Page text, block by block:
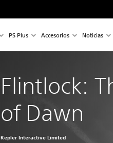
PS Plus Accesorios Noticias
Flintlock:
of Dawn
Kepler Interactive Limited